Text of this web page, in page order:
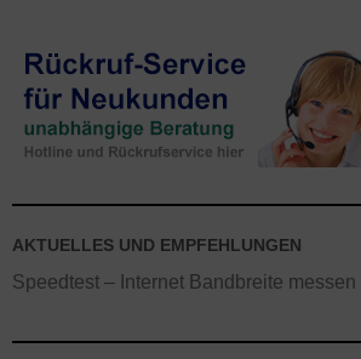
AKTUELLES UND EMPFEHLUNGEN
Speedtest – Internet Bandbreite messen